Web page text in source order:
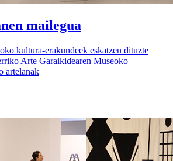
mailegua
kultura-erakundeek eskatzen dituzte
Arte Garaikidearen Museoko
artelanak